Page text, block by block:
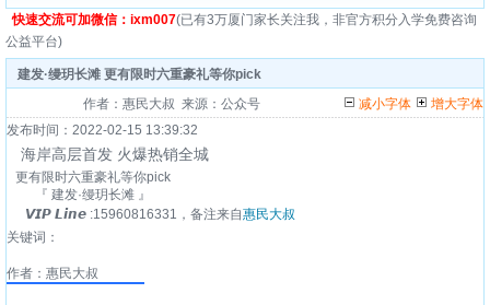
快速交流可加微信：ixm007(已有3万厦门家长关注我，非官方积分入学免费咨询
公益平台)
建发·缦玥长滩 更有限时六重豪礼等你pick
减小字体
增大字体
作者：惠民大叔 来源：公众号
发布时间：2022-02-15 13:39:32
海岸高层首发 火爆热销全城
更有限时六重豪礼等你pick
『 建发·缦玥长滩 』
𝙑𝙄𝙋 𝙇𝙞𝙣𝙚 :15960816331，备注来自惠民大叔
关键词：
作者：惠民大叔